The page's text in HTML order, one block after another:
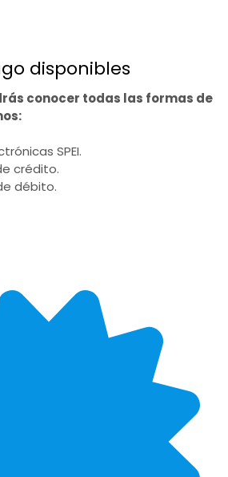
disponibles
conocer todas las formas de
SPEI.
crédito.
débito.